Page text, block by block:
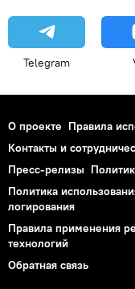
Telegram
О проекте Правила
Контакты и
Пресс-релизы
Политика
логирования
Правила применения
технологий
Обратная связь